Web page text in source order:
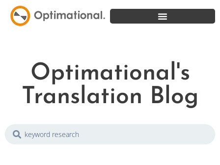
Optimational's
Translation Blog